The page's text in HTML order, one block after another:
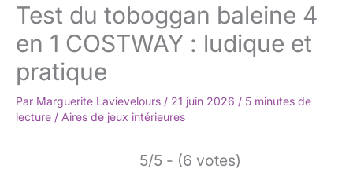
Test du toboggan baleine 4
en 1 COSTWAY : ludique et
pratique
Par Marguerite Lavievelours / 21 juin 2026 / 5 minutes de
lecture / Aires de jeux intérieures
5/5 - (6 votes)